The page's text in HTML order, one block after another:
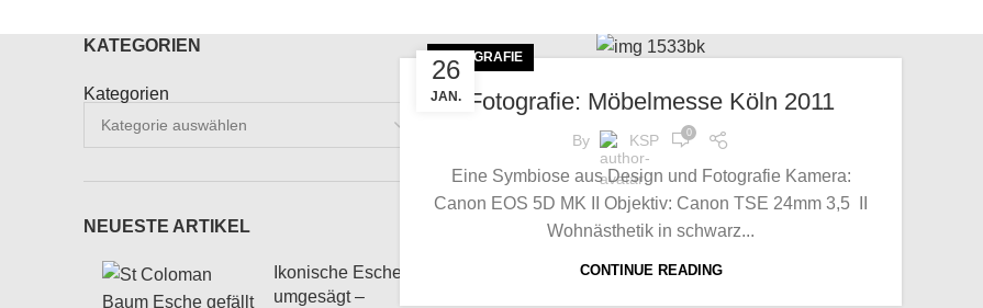
26
JAN.
FOTOGRAFIE
Fotografie: Möbelmesse Köln 2011
By KSP 0
Eine Symbiose aus Design und Fotografie Kamera:
Canon EOS 5D MK II Objektiv: Canon TSE 24mm 3,5 II
Wohnästhetik in schwarz...
CONTINUE READING
KATEGORIEN
Kategorien
NEUESTE ARTIKEL
Ikonische Esche
umgesägt –